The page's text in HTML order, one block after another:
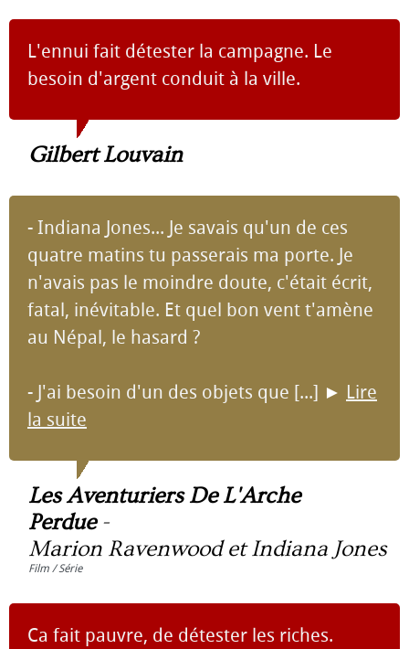
L'ennui fait détester la campagne. Le
besoin d'argent conduit à la ville.
Gilbert Louvain
- Indiana Jones... Je savais qu'un de ces
quatre matins tu passerais ma porte. Je
n'avais pas le moindre doute, c'était écrit,
fatal, inévitable. Et quel bon vent t'amène
au Népal, le hasard ?
- J'ai besoin d'un des objets que [...] ► Lire
la suite
Les Aventuriers De L'Arche
Perdue-
Marion Ravenwood et Indiana Jones
Film / Série
Ca fait pauvre, de détester les riches.